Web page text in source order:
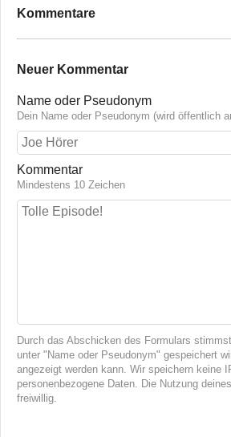
Kommentare
Neuer Kommentar
Name oder Pseudonym
Dein Name oder Pseudonym (wird öffentlich
Kommentar
Mindestens 10 Zeichen
Durch das Abschicken des Formulars
unter "Name oder Pseudonym" gespeichert
angezeigt werden kann. Wir speichern keine
personenbezogene Daten. Die Nutzung
freiwillig.